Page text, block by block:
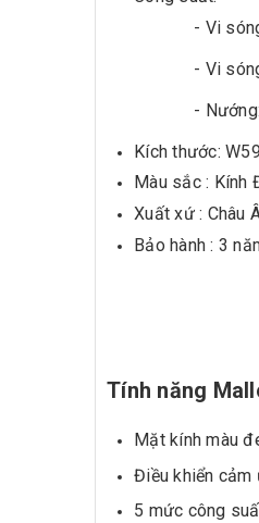
- Vi
- Vi
-
Kích thước:
Màu sắc : Kính
Xuất xứ : Châu
Bảo hành : 3
Tính năng
Mặt kính màu
Điều khiển cảm
5 mức công